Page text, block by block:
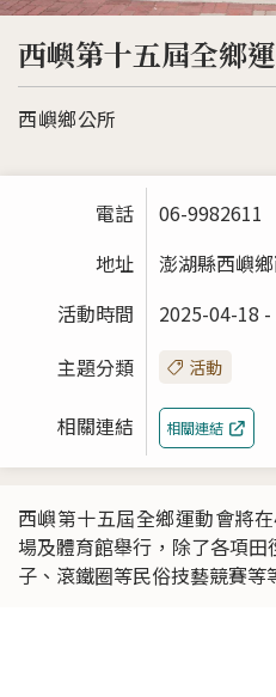
西嶼第十五屆全鄉
西嶼鄉公所
電話
06-9982611
地址
澎湖縣西嶼
活動時間
2025-04-18
主題分類
活動
相關連結 相關連結
西嶼第十五屆全鄉運動會將
場及體育館舉行，除了各項
子、滾鐵圈等民俗技藝競賽等